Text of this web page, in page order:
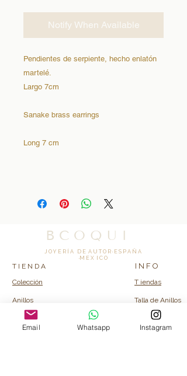
Notify When Available
Pendientes de serpiente, hecho enlatón
martelé.
Largo 7cm
Sanake brass earrings
Long 7 cm
B C O Q U I
J O Y E R Í A D E A U T O R · E S P A Ñ A
·M E X I C O
T I E N D A I N F O
Colección T iendas
Anillos Talla de Anillos
Brazaletes
Collares
Email Whatsapp Instagram